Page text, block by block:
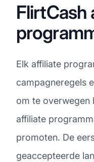
FlirtCash
Elk affiliate
campagneregels
om te overwegen
affiliate
promoten. De
geaccepteerde